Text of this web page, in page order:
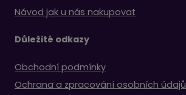
Návod jak u nás nakupovat
Důležité odkazy
Obchodní podmínky
Ochrana a zpracování osobních údajů